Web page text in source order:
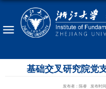
基础交叉研究院党
发布者：陈睿 发布时